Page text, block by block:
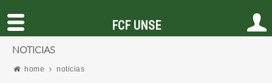
NOTICIAS
home noticias
FCF UNSE